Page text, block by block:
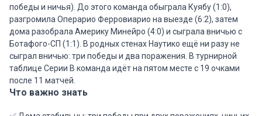
победы и ничья). До этого команда обыграла Куябу (1:0),
разгромила Операрио Ферровиарио на выезде (6:2), затем
дома разобрала Америку Минейро (4:0) и сыграла вничью с
Ботафого-СП (1:1). В родных стенах Наутико ещё ни разу не
сыграл вничью: три победы и два поражения. В турнирной
таблице Серии B команда идёт на пятом месте с 19 очками
после 11 матчей.
Что важно знать